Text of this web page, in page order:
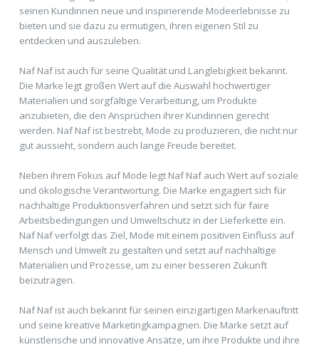
seinen Kundinnen neue und inspirierende Modeerlebnisse zu
bieten und sie dazu zu ermutigen, ihren eigenen Stil zu
entdecken und auszuleben.
Naf Naf ist auch für seine Qualität und Langlebigkeit bekannt.
Die Marke legt großen Wert auf die Auswahl hochwertiger
Materialien und sorgfältige Verarbeitung, um Produkte
anzubieten, die den Ansprüchen ihrer Kundinnen gerecht
werden. Naf Naf ist bestrebt, Mode zu produzieren, die nicht nur
gut aussieht, sondern auch lange Freude bereitet.
Neben ihrem Fokus auf Mode legt Naf Naf auch Wert auf soziale
und ökologische Verantwortung. Die Marke engagiert sich für
nachhaltige Produktionsverfahren und setzt sich für faire
Arbeitsbedingungen und Umweltschutz in der Lieferkette ein.
Naf Naf verfolgt das Ziel, Mode mit einem positiven Einfluss auf
Mensch und Umwelt zu gestalten und setzt auf nachhaltige
Materialien und Prozesse, um zu einer besseren Zukunft
beizutragen.
Naf Naf ist auch bekannt für seinen einzigartigen Markenauftritt
und seine kreative Marketingkampagnen. Die Marke setzt auf
künstlerische und innovative Ansätze, um ihre Produkte und ihre